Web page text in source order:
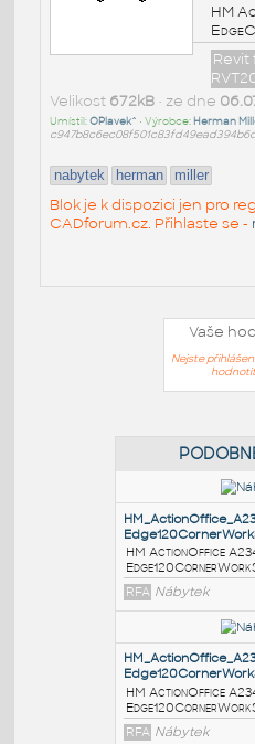
HM
Revit
Velikost 672kB• ze dne
Umístil:OPlavek^ • Výrobce: Herman
nabytek herman miller
Blok je k dispozici jen pro
CADforum.cz. Přihlaste se -
Vaše
Nejste